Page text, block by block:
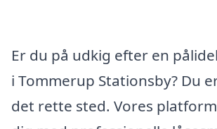
Er du på udkig efter en
i Tommerup Stationsby? Du
det rette sted. Vores